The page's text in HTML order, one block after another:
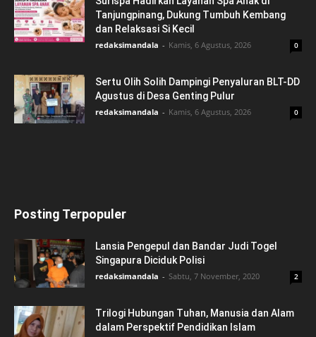
Tanjungpinang, Dukung Tumbuh Kembang
dan Relaksasi Si Kecil
redaksimandala - Kamis, 6 Agustus, 2026 0
Sertu Olih Solih Dampingi Penyaluran BLT-DD
Agustus di Desa Genting Pulur
redaksimandala - Kamis, 6 Agustus, 2026 0
Posting Terpopuler
Lansia Pengepul dan Bandar Judi Togel
Singapura Diciduk Polisi
redaksimandala - Sabtu, 7 November, 2020 2
Trilogi Hubungan Tuhan, Manusia dan Alam
dalam Perspektif Pendidikan Islam